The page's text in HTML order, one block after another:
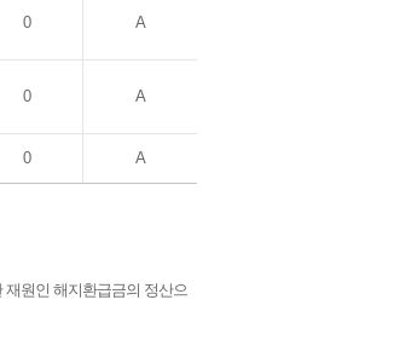
0 A
0 A
0 A
재원인 해지환급금의 정산으